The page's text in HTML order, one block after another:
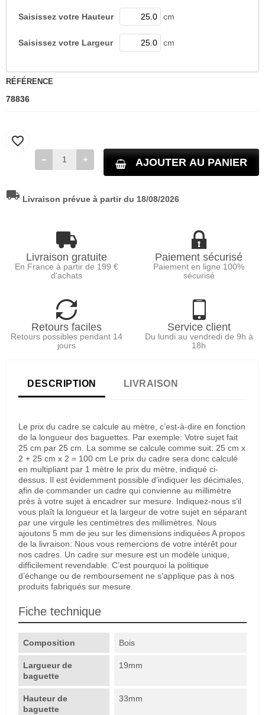
Saisissez votre Hauteur cm
Saisissez votre Largeur cm
RÉFÉRENCE
78836
AJOUTER AU PANIER
favorite_border
local_shipping Livraison prévue à partir du 18/08/2026
Livraison gratuite
En France à partir de 199 €
d'achats
Paiement sécurisé
Paiement en ligne 100%
sécurisé
Retours faciles
Retours possibles pendant 14
jours
Service client
Du lundi au vendredi de 9h à
18h
DESCRIPTION LIVRAISON
Le prix du cadre se calcule au mètre, c’est-à-dire en fonction
de la longueur des baguettes. Par exemple: Votre sujet fait
25 cm par 25 cm. La somme se calcule comme suit: 25 cm x
2 + 25 cm x 2 = 100 cm Le prix du cadre sera donc calculé
en multipliant par 1 mètre le prix du mètre, indiqué ci-
dessus. Il est évidemment possible d’indiquer les décimales,
afin de commander un cadre qui convienne au millimètre
près à votre sujet à encadrer sur mesure. Indiquez-nous s’il
vous plaît la longueur et la largeur de votre sujet en séparant
par une virgule les centimètres des millimètres. Nous
ajoutons 5 mm de jeu sur les dimensions indiquées A propos
de la livraison: Nous vous remercions de votre intérêt pour
nos cadres. Un cadre sur mesure est un modèle unique,
difficilement revendable. C’est pourquoi la politique
d’échange ou de remboursement ne s’applique pas à nos
produits fabriqués sur mesure.
Fiche technique
Composition Bois
Largueur de
baguette
19mm
Hauteur de
baguette
33mm